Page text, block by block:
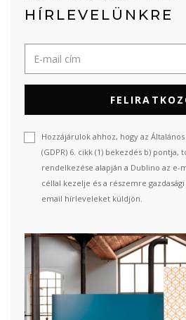
HÍRLEVELÜNKRE
Hozzájárulok ahhoz, hogy az
(GDPR) 6. cikk (1) bekezdés b) pontja,
rendelkezése alapján a Dublino az
céllal kezelje és a részemre
email hírleveleket küldjön.